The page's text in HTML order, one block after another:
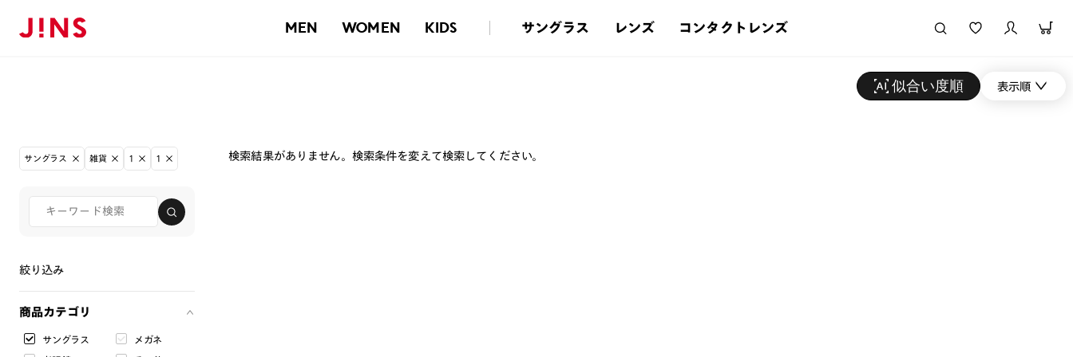
MEN WOMEN KIDS サングラス レンズ コンタクトレンズ
似合い度順 表示順
サングラス 雑貨 1 1
絞り込み
商品カテゴリ
サングラス メガネ
検索結果がありません。検索条件を変えて検索してください。